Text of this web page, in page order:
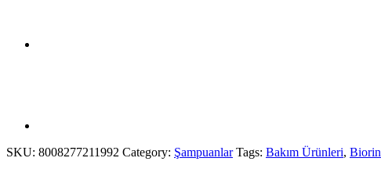
SKU: 8008277211992 Category: Şampuanlar Tags: Bakım Ürünleri, Biorin